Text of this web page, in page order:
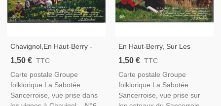
Chavignol,en Haut-Berry -
Carte Postale Vins, Folklore,
1,50 € TTC
Carte postale Groupe
folklorique La Sabotée
Sancerroise, vue prise dans
En Haut-Berry, Sur Les
Coteaux Sancerrois - Carte
Patois & Folklore Cher 18,
REC
1,50 € TTC
Carte postale Groupe
folklorique La Sabotée
Sancerroise, vue prise sur